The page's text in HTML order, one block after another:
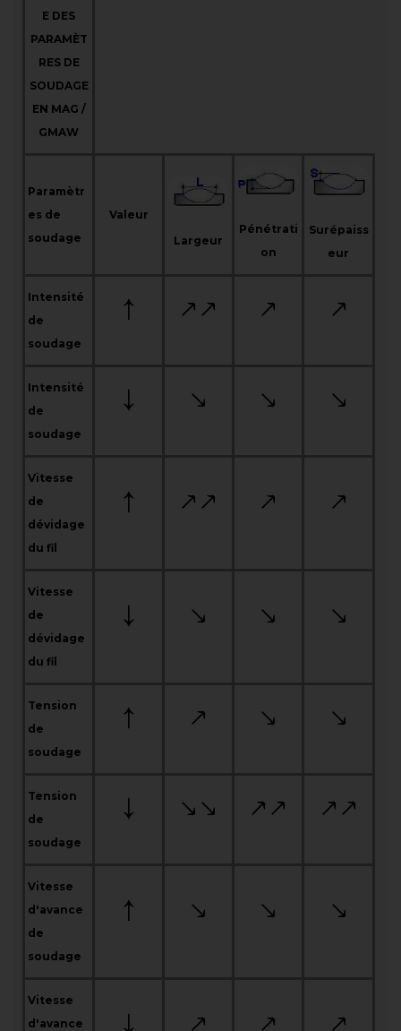
E DES
PARAMÈT
RES DE
SOUDAGE
EN MAG /
GMAW
Paramètr
es de
soudage
Valeur
Largeur
Pénétrati
on
Surépaiss
eur
Intensité
de
soudage
Intensité
de
soudage
Vitesse
de
dévidage
du fil
Vitesse
de
dévidage
du fil
Tension
de
soudage
Tension
de
soudage
Vitesse
d'avance
de
soudage
Vitesse
d'avance